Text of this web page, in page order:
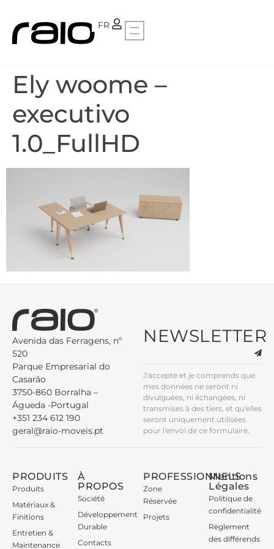
FR
PT
Ely woome –
executivo
1.0_FullHD
Avenida das Ferragens, nº
520
Parque Empresarial do
Casarão
3750-860 Borralha –
Águeda -Portugal
+351 234 612 190
geral@raio-moveis.pt
NEWSLETTER
J'accepte et je comprends que
mes données ne seront ni
divulguées, ni échangées, ni
transmises à des tiers, et qu'elles
seront uniquement utilisées
pour l'envoi de ce formulaire.
PRODUITS
Produits
Matériaux &
Finitions
Entretien &
Maintenance
À
PROPOS
Société
Développement
Durable
Contacts
PROFESSIONNELS
Zone
Réservée
Projets
Mentions
Légales
Politique de
confidentialité
Règlement
des différends